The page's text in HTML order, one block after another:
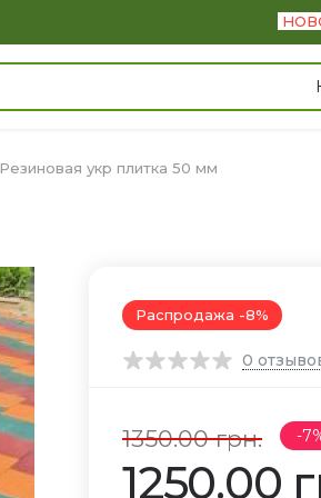
Резиновая укр плитка 50 мм
Распродажа -8%
0
1350.00 грн. 7
1250.00